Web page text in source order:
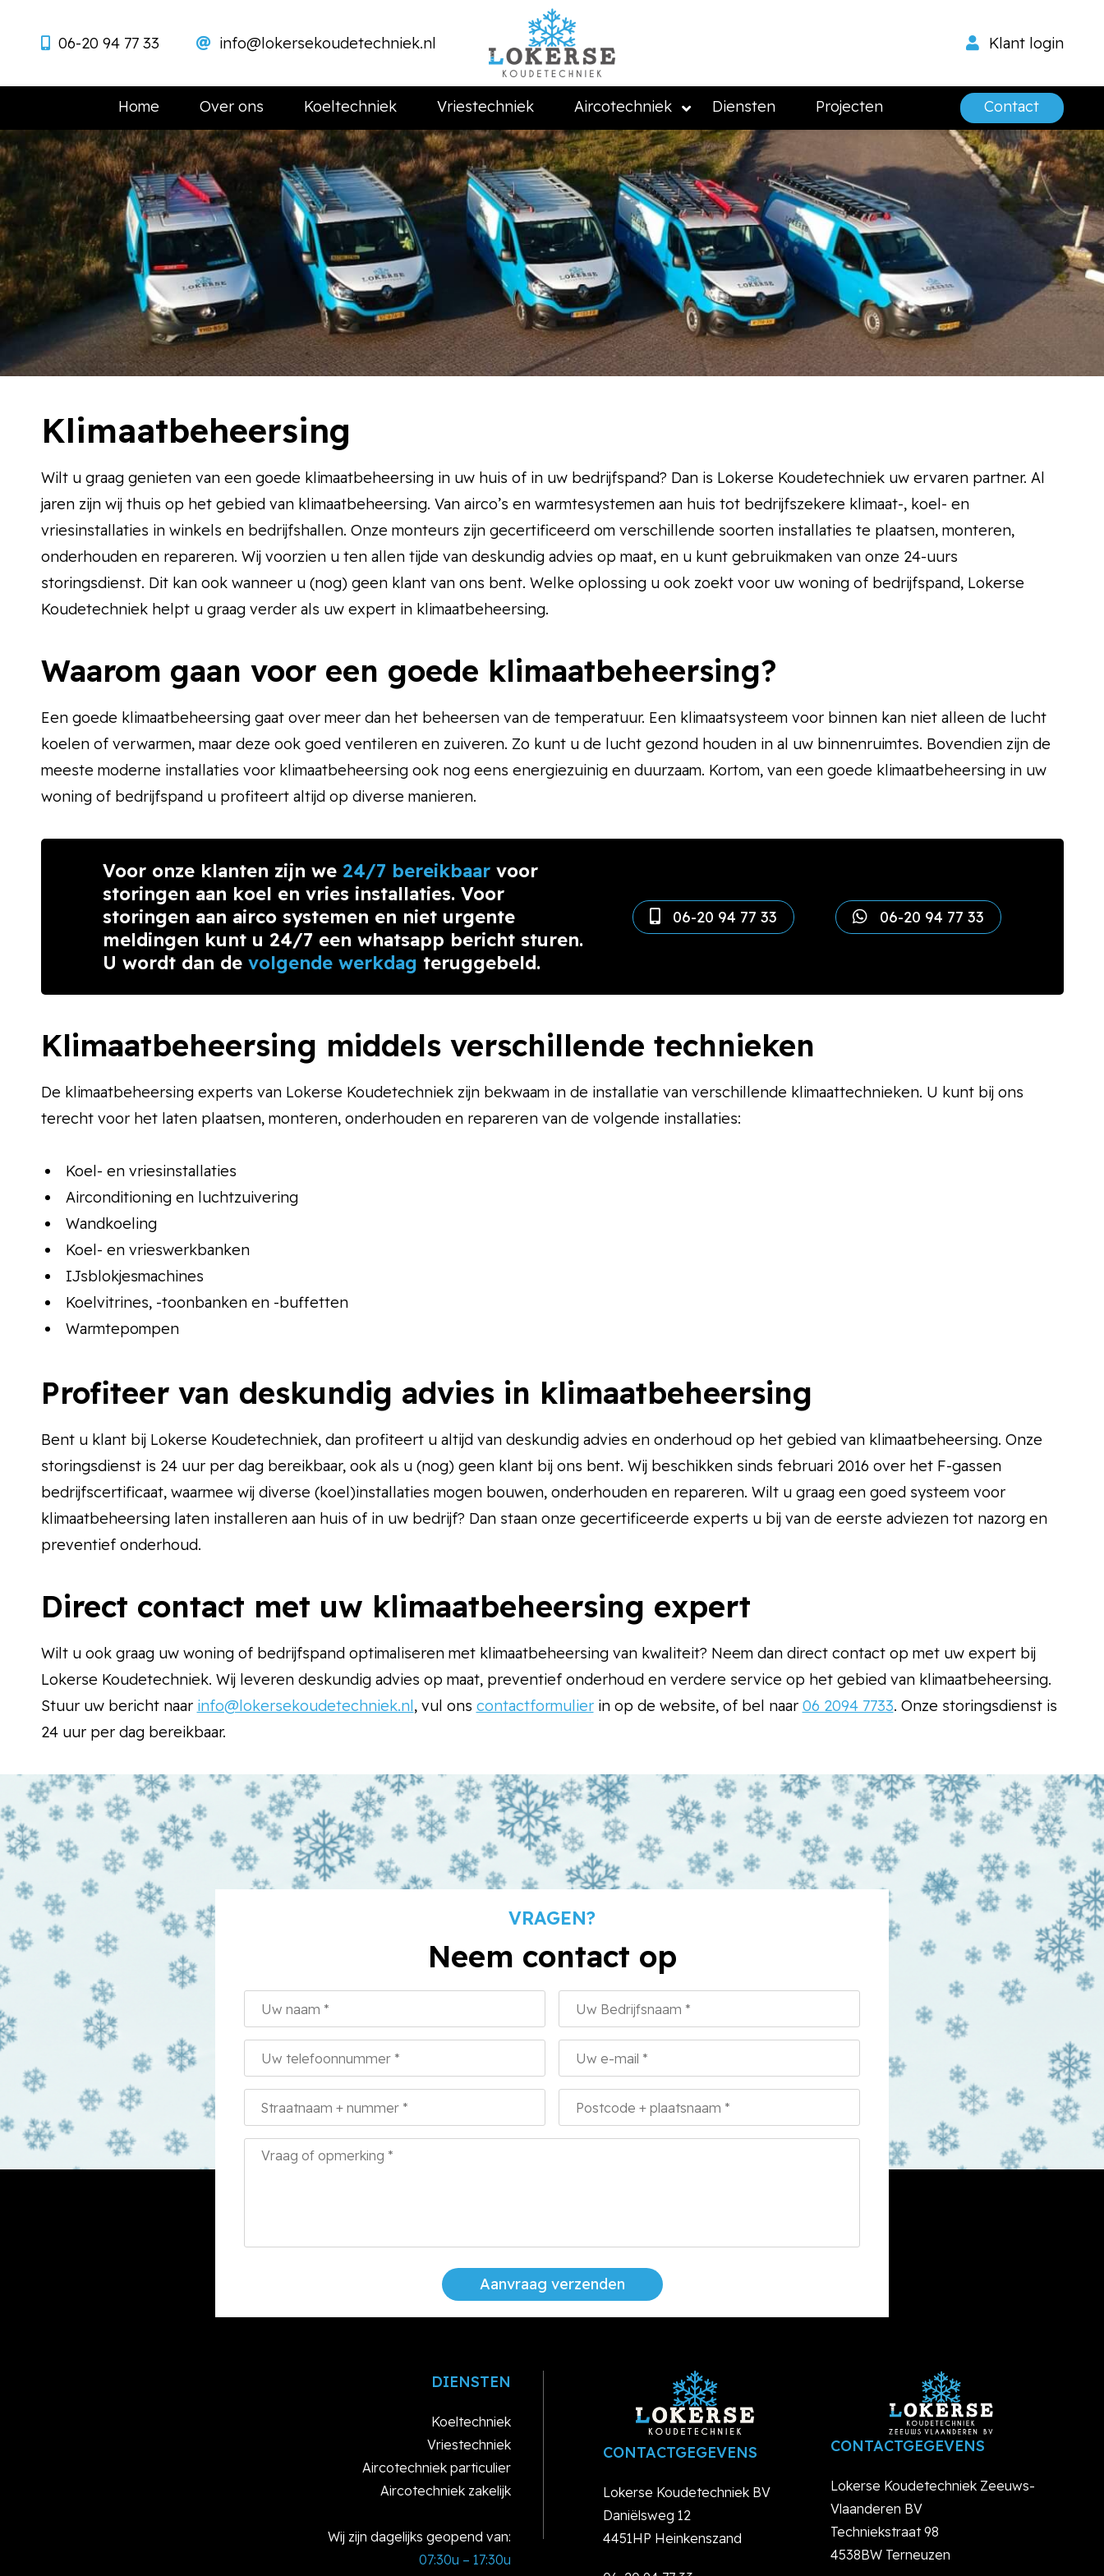
06-20 94 77 33 info@lokersekoudetechniek.nl Klant login
Home Over ons Koeltechniek Vriestechniek Aircotechniek Diensten Projecten Contact
Klimaatbeheersing
Wilt u graag genieten van een goede klimaatbeheersing in uw huis of in uw bedrijfspand? Dan is Lokerse Koudetechniek uw ervaren partner. Al
jaren zijn wij thuis op het gebied van klimaatbeheersing. Van airco’s en warmtesystemen aan huis tot bedrijfszekere klimaat-, koel- en
vriesinstallaties in winkels en bedrijfshallen. Onze monteurs zijn gecertificeerd om verschillende soorten installaties te plaatsen, monteren,
onderhouden en repareren. Wij voorzien u ten allen tijde van deskundig advies op maat, en u kunt gebruikmaken van onze 24-uurs
storingsdienst. Dit kan ook wanneer u (nog) geen klant van ons bent. Welke oplossing u ook zoekt voor uw woning of bedrijfspand, Lokerse
Koudetechniek helpt u graag verder als uw expert in klimaatbeheersing.
Waarom gaan voor een goede klimaatbeheersing?
Een goede klimaatbeheersing gaat over meer dan het beheersen van de temperatuur. Een klimaatsysteem voor binnen kan niet alleen de lucht
koelen of verwarmen, maar deze ook goed ventileren en zuiveren. Zo kunt u de lucht gezond houden in al uw binnenruimtes. Bovendien zijn de
meeste moderne installaties voor klimaatbeheersing ook nog eens energiezuinig en duurzaam. Kortom, van een goede klimaatbeheersing in uw
woning of bedrijfspand u profiteert altijd op diverse manieren.
Voor onze klanten zijn we 24/7 bereikbaarvoor
storingen aan koel en vries installaties. Voor
storingen aan airco systemen en niet urgente
meldingen kunt u 24/7 een whatsapp bericht sturen.
U wordt dan de volgende werkdag teruggebeld.
06-20 94 77 33 06-20 94 77 33
Klimaatbeheersing middels verschillende technieken
De klimaatbeheersing experts van Lokerse Koudetechniek zijn bekwaam in de installatie van verschillende klimaattechnieken. U kunt bij ons
terecht voor het laten plaatsen, monteren, onderhouden en repareren van de volgende installaties:
Koel- en vriesinstallaties
Airconditioning en luchtzuivering
Wandkoeling
Koel- en vrieswerkbanken
IJsblokjesmachines
Koelvitrines, -toonbanken en -buffetten
Warmtepompen
Profiteer van deskundig advies in klimaatbeheersing
Bent u klant bij Lokerse Koudetechniek, dan profiteert u altijd van deskundig advies en onderhoud op het gebied van klimaatbeheersing. Onze
storingsdienst is 24 uur per dag bereikbaar, ook als u (nog) geen klant bij ons bent. Wij beschikken sinds februari 2016 over het F-gassen
bedrijfscertificaat, waarmee wij diverse (koel)installaties mogen bouwen, onderhouden en repareren. Wilt u graag een goed systeem voor
klimaatbeheersing laten installeren aan huis of in uw bedrijf? Dan staan onze gecertificeerde experts u bij van de eerste adviezen tot nazorg en
preventief onderhoud.
Direct contact met uw klimaatbeheersing expert
Wilt u ook graag uw woning of bedrijfspand optimaliseren met klimaatbeheersing van kwaliteit? Neem dan direct contact op met uw expert bij
Lokerse Koudetechniek. Wij leveren deskundig advies op maat, preventief onderhoud en verdere service op het gebied van klimaatbeheersing.
Stuur uw bericht naar info@lokersekoudetechniek.nl, vul ons contactformulierin op de website, of bel naar 06 2094 7733. Onze storingsdienst is
24 uur per dag bereikbaar.
VRAGEN?
Neem contact op
Aanvraag verzenden
DIENSTEN
Koeltechniek
Vriestechniek
Aircotechniek particulier
Aircotechniek zakelijk
Wij zijn dagelijks geopend van:
07:30u – 17:30u
CONTACTGEGEVENS
Lokerse Koudetechniek BV
Daniëlsweg 12
4451HP Heinkenszand
CONTACTGEGEVENS
Lokerse Koudetechniek Zeeuws-
Vlaanderen BV
Techniekstraat 98
4538BW Terneuzen